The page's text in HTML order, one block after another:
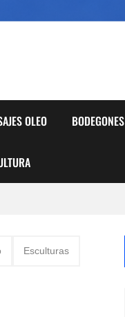
OLEO BODEGONES
Esculturas